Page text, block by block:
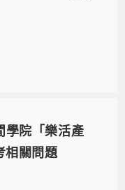
學院「樂活產
相關問題